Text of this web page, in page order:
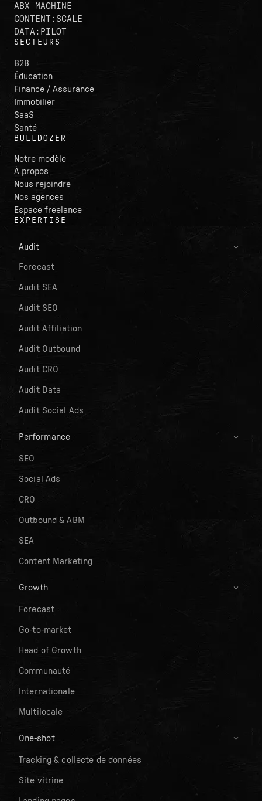
ABX MACHINE
CONTENT:SCALE
DATA:PILOT
SECTEURS
B2B
Éducation
Finance / Assurance
Immobilier
SaaS
Santé
BULLDOZER
Notre modèle
À propos
Nous rejoindre
Nos agences
Espace freelance
EXPERTISE
Audit
Forecast
Audit SEA
Audit SEO
Audit Affiliation
Audit Outbound
Audit CRO
Audit Data
Audit Social Ads
Performance
SEO
Social Ads
CRO
Outbound & ABM
SEA
Content Marketing
Growth
Forecast
Go-to-market
Head of Growth
Communauté
Internationale
Multilocale
One-shot
Tracking & collecte de données
Site vitrine